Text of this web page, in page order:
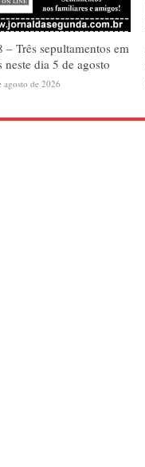
– Três sepultamentos em
neste dia 5 de agosto
agosto de 2026